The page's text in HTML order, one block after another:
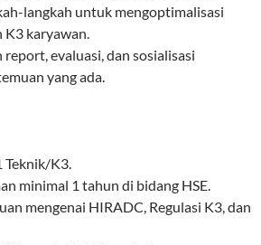
langkah untuk mengoptimalisasi
K3 karyawan.
evaluasi, dan sosialisasi
yang ada.
Teknik/K3.
minimal 1 tahun di bidang HSE.
mengenai HIRADC, Regulasi K3, dan